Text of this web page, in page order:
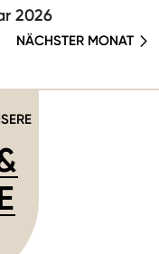
2026
NÄCHSTER MONAT